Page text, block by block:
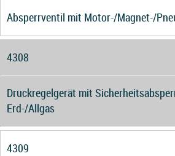
Absperrventil mit Motor-/Magnet-/
4308
Druckregelgerät mit
Erd-/Allgas
4309